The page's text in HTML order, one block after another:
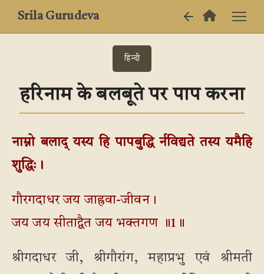
Srila Gurudeva
हिन्दी
हरिनाम के बलबूते पर पाप करना
नाम्नो बलाद् यस्य हि पापबुद्धि र्नविद्यते तस्य यमैहि
शुद्धिः।
गौरगदाधर जय जाह्रवा-जीवन।
जय जय सीताद्वैत जय भक्तगण ॥1॥
श्रीगदाधर जी, श्रीगौरांग, महाप्रभु एवं श्रीमती